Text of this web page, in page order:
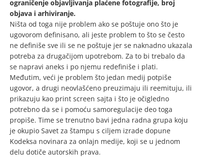
ograničenje objavljivanja plaćene fotografije, broj
objava i arhiviranje.
Ništa od toga nije problem ako se poštuje ono što je
ugovorom definisano, ali jeste problem to što se često
ne definiše sve ili se ne poštuje jer se naknadno ukazala
potreba za drugačijom upotrebom. Za to bi trebalo da
se napravi aneks i po njemu redefiniše i plati.
Međutim, veći je problem što jedan medij potpiše
ugovor, a drugi neovlašćeno preuzimaju ili reemituju, ili
prikazuju kao print screen sajta i što je očigledno
potrebno da se i pomoću samoregulacije deo toga
propiše. Time se trenutno bavi jedna radna grupa koju
je okupio Savet za štampu s ciljem izrade dopune
Kodeksa novinara za onlajn medije, koji se u jednom
delu dotiče autorskih prava.